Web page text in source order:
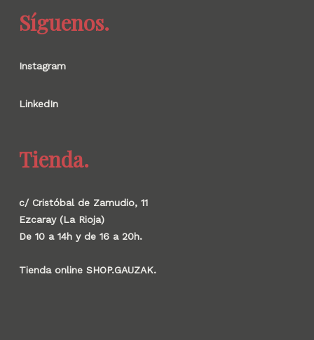
Síguenos.
Instagram
LinkedIn
Tienda.
c/ Cristóbal de Zamudio, 11
Ezcaray (La Rioja)
De 10 a 14h y de 16 a 20h.
Tienda online SHOP.GAUZAK.